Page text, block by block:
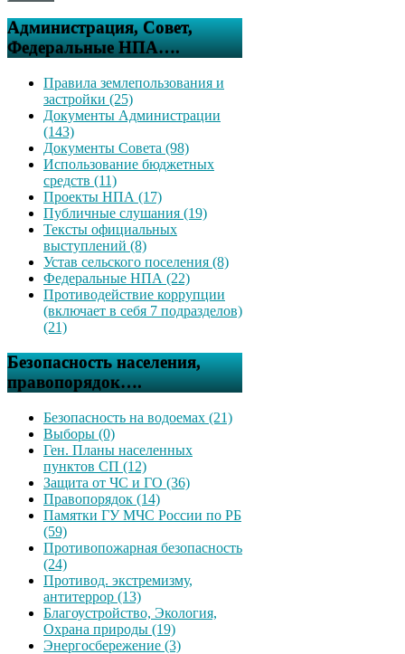
Администрация, Совет,
Федеральные НПА….
Правила землепользования и
застройки (25)
Документы Администрации
(143)
Документы Совета (98)
Использование бюджетных
средств (11)
Проекты НПА (17)
Публичные слушания (19)
Тексты официальных
выступлений (8)
Устав сельского поселения (8)
Федеральные НПА (22)
Противодействие коррупции
(включает в себя 7 подразделов)
(21)
Безопасность населения,
правопорядок….
Безопасность на водоемах (21)
Выборы (0)
Ген. Планы населенных
пунктов СП (12)
Защита от ЧС и ГО (36)
Правопорядок (14)
Памятки ГУ МЧС России по РБ
(59)
Противопожарная безопасность
(24)
Противод. экстремизму,
антитеррор (13)
Благоустройство, Экология,
Охрана природы (19)
Энергосбережение (3)